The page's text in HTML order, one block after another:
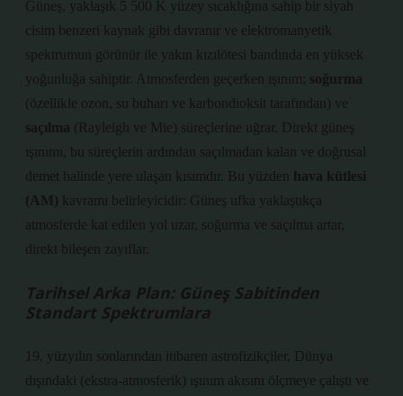
Güneş, yaklaşık 5 500 K yüzey sıcaklığına sahip bir siyah
cisim benzeri kaynak gibi davranır ve elektromanyetik
spektrumun görünür ile yakın kızılötesi bandında en yüksek
yoğunluğa sahiptir. Atmosferden geçerken ışınım; soğurma
(özellikle ozon, su buharı ve karbondioksit tarafından) ve
saçılma (Rayleigh ve Mie) süreçlerine uğrar. Direkt güneş
ışınımı, bu süreçlerin ardından saçılmadan kalan ve doğrusal
demet
halinde yere ulaşan kısımdır. Bu yüzden hava kütlesi
(AM) kavramı belirleyicidir: Güneş ufka yaklaştıkça
atmosferde kat edilen yol uzar, soğurma ve saçılma artar,
direkt bileşen zayıflar.
Tarihsel Arka Plan: Güneş Sabitinden
Standart Spektrumlara
19. yüzyılın sonlarından itibaren astrofizikçiler, Dünya
dışındaki (ekstra-atmosferik) ışınım akısını ölçmeye çalıştı ve